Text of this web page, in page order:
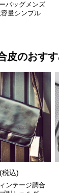
バッグメンズ
量シンプル
皮のおす
(税込)
ンテージ調合